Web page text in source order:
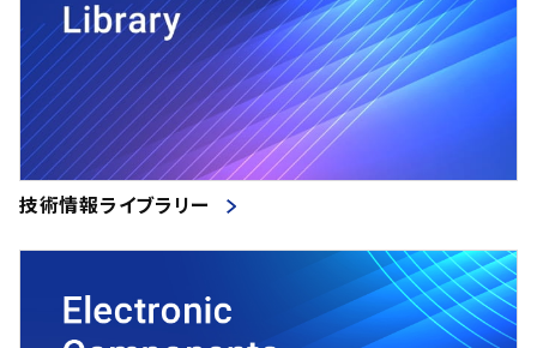
技術情報ライブラリー